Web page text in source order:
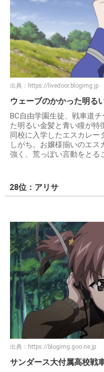
出典： https://livedoor.blogimg.jp
ウェーブのかかった明る
BC自由学園生徒、戦車道
た明るい金髪と青い瞳が特
同校に入学したエスカレー
しがち。お嬢様揃いのエ
強く、荒っぽい言動をとる
28位：アリサ
出典： https://blogimg.goo.ne.jp
サンダース大付属高校戦